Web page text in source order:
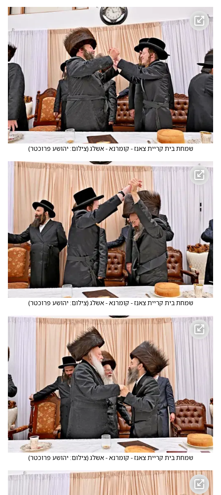
שמחת בית קריית צאנז - קומרנא - אשלג(צילום: יהושע פרוכטר)
שמחת בית קריית צאנז - קומרנא - אשלג(צילום: יהושע פרוכטר)
שמחת בית קריית צאנז - קומרנא - אשלג (צילום: יהושע פרוכטר)